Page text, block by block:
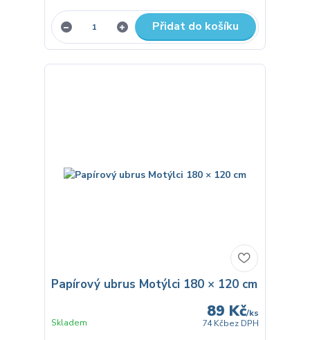
Přidat do košíku
Papírový ubrus Motýlci 180 × 120 cm
89 Kč/ks
74 Kčbez DPH
Skladem